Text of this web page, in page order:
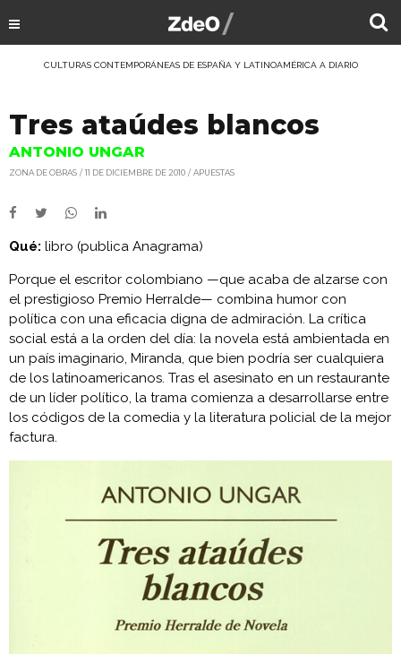
CULTURAS CONTEMPORÁNEAS DE ESPAÑA Y LATINOAMÉRICA A DIARIO
Tres ataúdes blancos
ANTONIO UNGAR
ZONA DE OBRAS 11 DE DICIEMBRE DE 2010 APUESTAS
Qué: libro (publica Anagrama)
Porque el escritor colombiano —que acaba de alzarse con
el prestigioso Premio Herralde— combina humor con
política con una eficacia digna de admiración. La crítica
social está a la orden del día: la novela está ambientada en
un país imaginario, Miranda, que bien podría ser cualquiera
de los latinoamericanos. Tras el asesinato en un restaurante
de un líder político, la trama comienza a desarrollarse entre
los códigos de la comedia y la literatura policial de la mejor
factura.